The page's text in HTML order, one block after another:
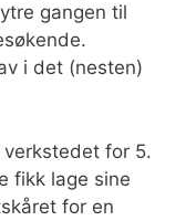
gangen til
i det (nesten)
for 5.
fikk lage sine
for en